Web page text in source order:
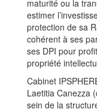
maturité ou la
estimer
protection de sa
cohérent à ses
ses DPI pour
propriété
Cabinet
Laetitia Canezza
sein de la